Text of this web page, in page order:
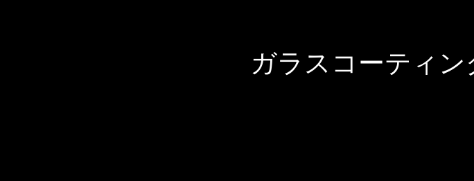
ガラスコーティ